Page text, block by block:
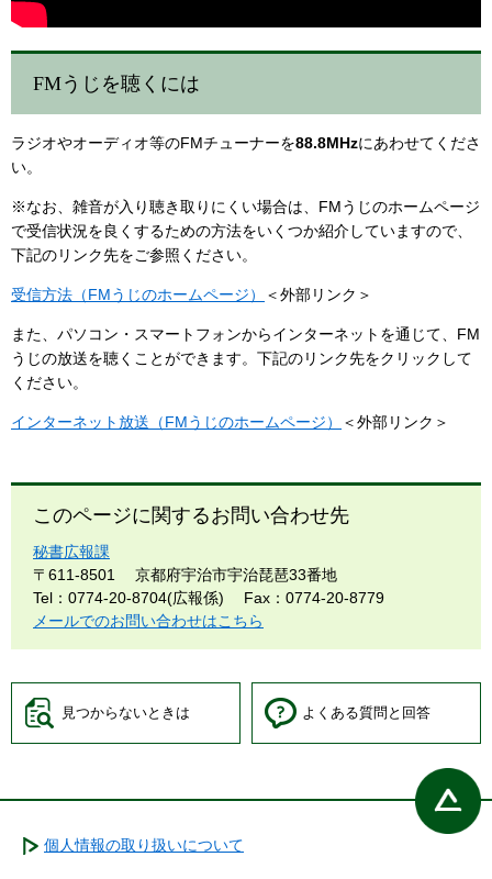
FMうじを聴くには
ラジオやオーディオ等のFMチューナーを88.8MHzにあわせてくださ
い。
※なお、雑音が入り聴き取りにくい場合は、FMうじのホームページ
で受信状況を良くするための方法をいくつか紹介していますので、
下記のリンク先をご参照ください。
受信方法（FMうじのホームページ） ＜外部リンク＞
また、パソコン・スマートフォンからインターネットを通じて、FM
うじの放送を聴くことができます。下記のリンク先をクリックして
ください。
インターネット放送（FMうじのホームページ） ＜外部リンク＞
このページに関するお問い合わせ先
秘書広報課
〒611-8501
京都府宇治市宇治琵琶33番地
Tel：0774-20-8704(広報係)
Fax：0774-20-8779
メールでのお問い合わせはこちら
見つからないときは よくある質問と回答
個人情報の取り扱いについて